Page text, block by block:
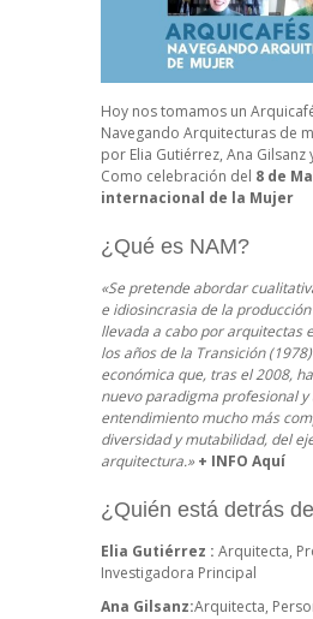
Hoy nos tomamos un
Navegando Arquitecturas de
por Elia Gutiérrez, Ana Gilsanz
Como celebración del 8 de
internacional de la Mujer
¿Qué es NAM?
«Se pretende abordar
e idiosincrasia de la
llevada a cabo por arquitectas
los años de la Transición
económica que, tras el 2008,
nuevo paradigma profesional y
entendimiento mucho más
diversidad y mutabilidad, del
arquitectura.» + INFO Aquí
¿Quién está detrás
Elia Gutiérrez : Arquitecta,
Investigadora Principal
Ana Gilsanz:Arquitecta,